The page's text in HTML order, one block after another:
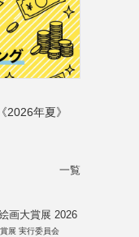
年夏》
一覧
画大賞展 2026
展 実行委員会